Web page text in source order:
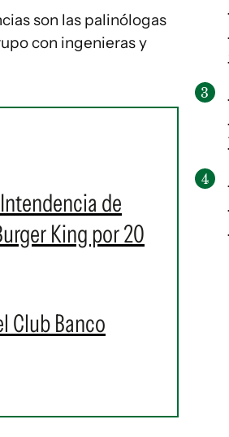
son las palinólogas
con ingenieras y
de
King por 20
Club Banco